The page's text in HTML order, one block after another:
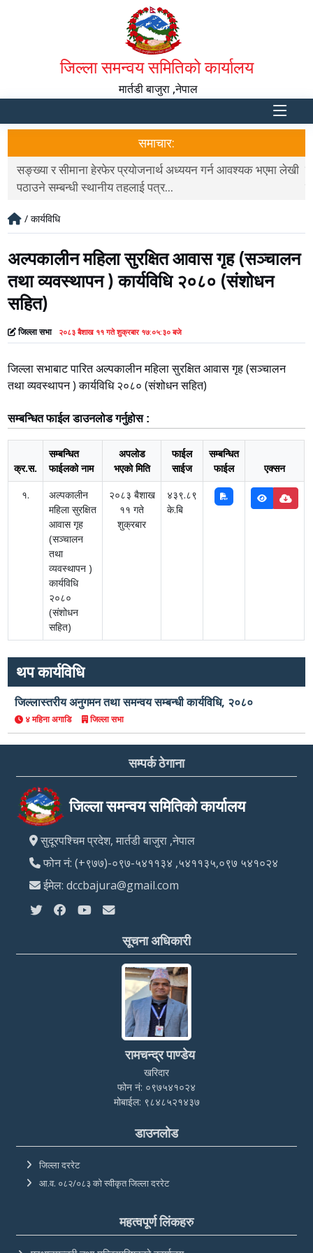
जिल्ला समन्वय समितिको कार्यालय
मार्तडी बाजुरा ,नेपाल
समाचार:
सङ्ख्या र सीमाना हेरफेर प्रयोजनार्थ अध्ययन गर्न आवश्यक भएमा लेखी
पठाउने सम्बन्धी स्थानीय तहलाई पत्र...
/ कार्यविधि
अल्पकालीन महिला सुरक्षित आवास गृह (सञ्चालन
तथा व्यवस्थापन ) कार्यविधि २०८० (संशोधन
सहित)
जिल्ला सभा २०८३ बैशाख ११ गते शुक्रबार १७:०५:३० बजे
जिल्ला सभाबाट पारित अल्पकालीन महिला सुरक्षित आवास गृह (सञ्चालन
तथा व्यवस्थापन ) कार्यविधि २०८० (संशोधन सहित)
सम्बन्धित फाईल डाउनलोड गर्नुहोस :
क्र.स.
सम्बन्धित
फाईलको नाम
अपलोड
भएको मिति
फाईल
साईज
सम्बन्धित
फाईल
एक्सन
१.
अल्पकालीन
महिला सुरक्षित
आवास गृह
(सञ्चालन
तथा
व्यवस्थापन )
कार्यविधि
२०८०
(संशोधन
सहित)
२०८३ बैशाख
११ गते
शुक्रबार
४३९.८९
के.बि
थप कार्यविधि
जिल्लास्तरीय अनुगमन तथा समन्वय सम्बन्धी कार्यविधि, २०८०
४ महिना अगाडि जिल्ला सभा
सम्पर्क ठेगाना
जिल्ला समन्वय समितिको कार्यालय
सुदूरपश्चिम प्रदेश, मार्तडी बाजुरा ,नेपाल
फोन नं: (+९७७)-०९७-५४११३४ ,५४११३५,०९७ ५४१०२४
ईमेल: dccbajura@gmail.com
सूचना अधिकारी
रामचन्द्र पाण्डेय
खरिदार
फोन नं: ०९७५४१०२४
मोबाईल: ९८४८५२१४३७
डाउनलोड
जिल्ला दररेट
आ.व. ०८२/०८३ को स्वीकृत जिल्ला दररेट
महत्वपूर्ण लिंकहरु